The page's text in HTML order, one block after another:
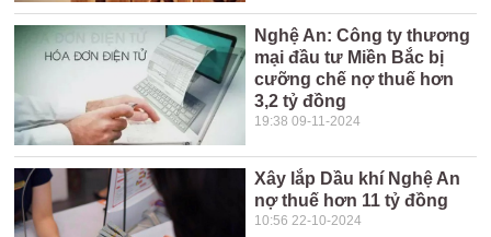
Nghệ An: Công ty thương
mại đầu tư Miền Bắc bị
cưỡng chế nợ thuế hơn
3,2 tỷ đồng
19:38 09-11-2024
Xây lắp Dầu khí Nghệ An
nợ thuế hơn 11 tỷ đồng
10:56 22-10-2024